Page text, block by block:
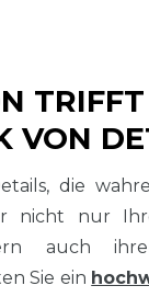
VON
die
nicht nur
auch
Sie ein